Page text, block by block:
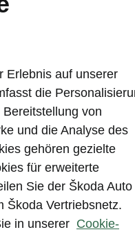
ŠKODA
mit Voll-LED-
CO2-
mehr
EVO-Generation
Erlebnis auf unserer
die
von
und die Analyse des
gehören gezielte
für erweiterte
Sie der Škoda Auto
Škoda Vertriebsnetz.
in unserer Cookie-